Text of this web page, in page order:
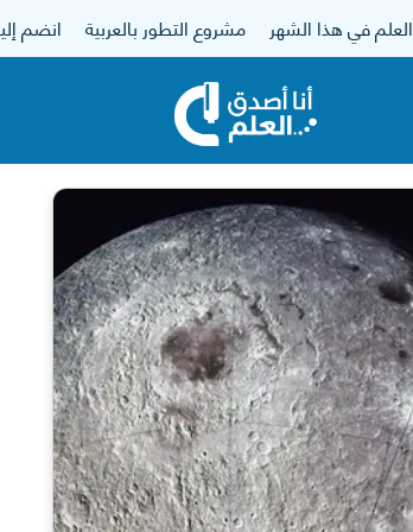
العلم في هذا الشهر مشروع التطور بالعربية انضم